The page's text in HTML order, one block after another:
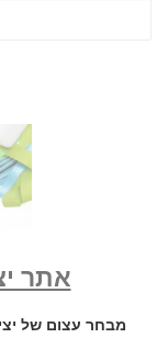
אתר
מבחר עצום של